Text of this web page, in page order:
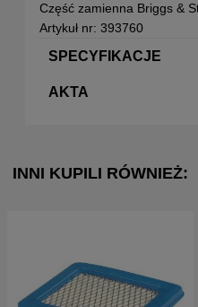
Część zamienna Briggs &
Artykuł nr: 393760
SPECYFIKACJE
AKTA
INNI KUPILI RÓWNIEŻ: